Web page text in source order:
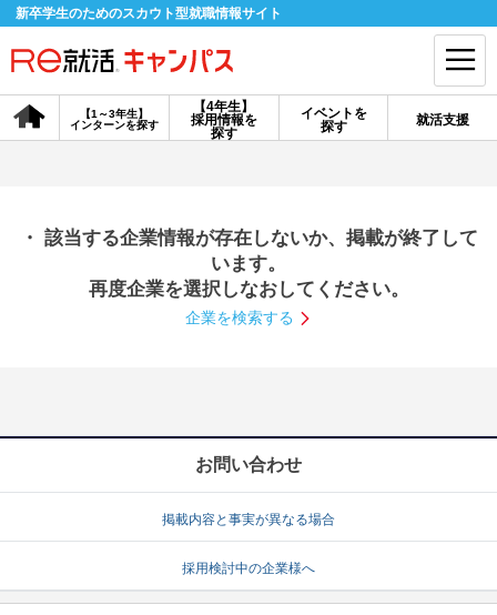
新卒学生のためのスカウト型就職情報サイト
【4年生】
採用情報を
探す
【1～3年生】
インターンを探す
イベントを
探す
就活支援
会員登録 ログイン
探す
【4年生】
説明会を探す
就活ノウハウ・サポート
就活ノウハウが満載！ お役立ち記事・相談室など
・ 該当する企業情報が存在しないか、掲載が終了して
います。
再度企業を選択しなおしてください。
企業を検索する
お問い合わせ
掲載内容と事実が異なる場合
採用検討中の企業様へ